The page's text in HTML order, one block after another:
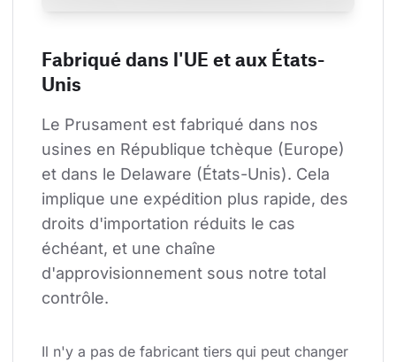
Fabriqué dans l'UE et aux États-
Unis
Le Prusament est fabriqué dans nos
usines en République tchèque (Europe)
et dans le Delaware (États-Unis). Cela
implique une expédition plus rapide, des
droits d'importation réduits le cas
échéant, et une chaîne
d'approvisionnement sous notre total
contrôle.
Il n'y a pas de fabricant tiers qui peut changer